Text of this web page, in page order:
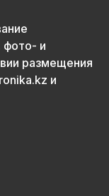
фото- и
размещения
и